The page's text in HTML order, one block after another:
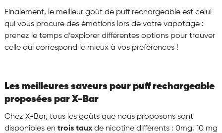
Finalement, le meilleur goût de puff rechargeable est celui
qui vous procure des émotions lors de votre vapotage :
prenez le temps d’explorer différentes options pour trouver
celle qui correspond le mieux à vos préférences !
Les meilleures saveurs pour puff rechargeable
proposées par X-Bar
Chez X-Bar, tous les goûts que nous proposons sont
disponibles en trois tauxde nicotine différents : 0mg, 10 mg